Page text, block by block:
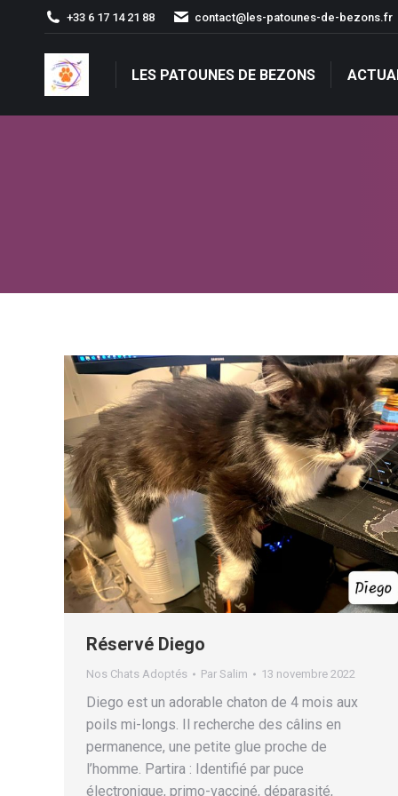
+33 6 17 14 21 88 contact@les-patounes-de-bezons.fr
LES PATOUNES DE BEZONS
Réservé Diego
Nos Chats Adoptés Par Salim 13 novembre 2022
Diego est un adorable chaton de 4 mois aux
poils mi-longs. Il recherche des câlins en
permanence, une petite glue proche de
l’homme. Partira : Identifié par puce
électronique, primo-vacciné, déparasité,